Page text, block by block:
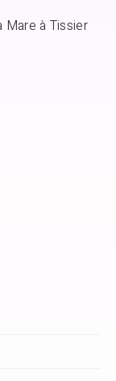
Mare à Tissier